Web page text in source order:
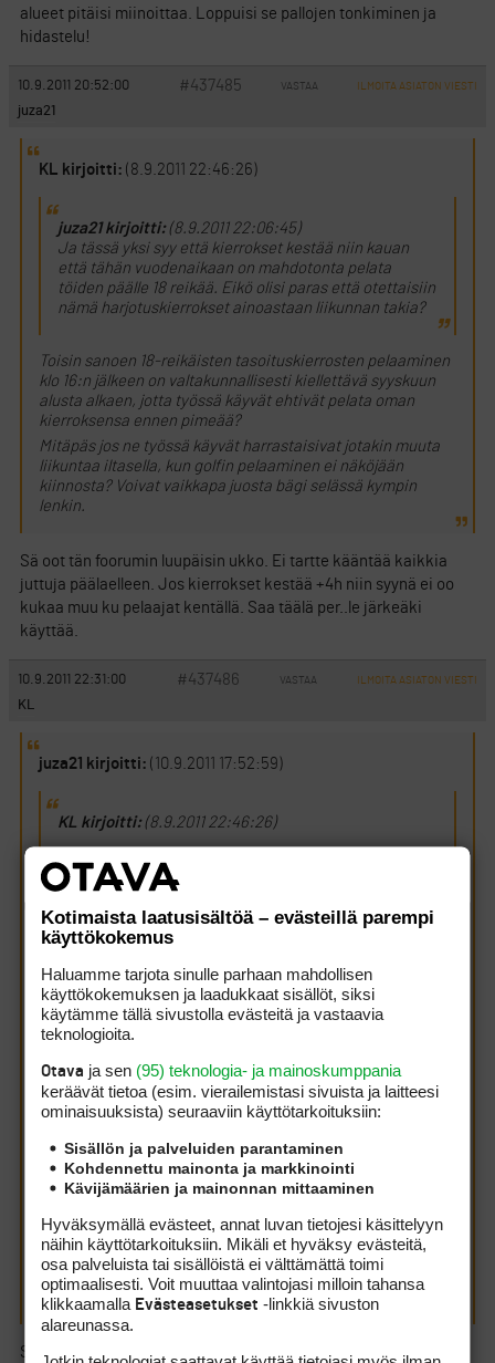
alueet pitäisi miinoittaa. Loppuisi se pallojen tonkiminen ja
hidastelu!
10.9.2011 20:52:00 #437485 VASTAA ILMOITA ASIATON VIESTI
juza21
KL kirjoitti: (8.9.2011 22:46:26)
juza21 kirjoitti:(8.9.2011 22:06:45)
Ja tässä yksi syy että kierrokset kestää niin kauan
että tähän vuodenaikaan on mahdotonta pelata
töiden päälle 18 reikää. Eikö olisi paras että otettaisiin
nämä harjotuskierrokset ainoastaan liikunnan takia?
Toisin sanoen 18-reikäisten tasoituskierrosten pelaaminen
klo 16:n jälkeen on valtakunnallisesti kiellettävä syyskuun
alusta alkaen, jotta työssä käyvät ehtivät pelata oman
kierroksensa ennen pimeää?
Mitäpäs jos ne työssä käyvät harrastaisivat jotakin muuta
liikuntaa iltasella, kun golfin pelaaminen ei näköjään
kiinnosta? Voivat vaikkapa juosta bägi selässä kympin
lenkin.
Sä oot tän foorumin luupäisin ukko. Ei tartte kääntää kaikkia
juttuja päälaelleen. Jos kierrokset kestää +4h niin syynä ei oo
kukaa muu ku pelaajat kentällä. Saa täälä per..le järkeäki
käyttää.
10.9.2011 22:31:00 #437486 VASTAA ILMOITA ASIATON VIESTI
KL
juza21 kirjoitti: (10.9.2011 17:52:59)
KL kirjoitti:(8.9.2011 22:46:26)
juza21 kirjoitti:
kauan että tähän vuodenaikaan on mahdotonta
pelata töiden päälle 18 reikää. Eikö olisi paras
ainoastaan liikunnan takia?
Toisin sanoen 18-reikäisten tasoituskierrosten
kiellettävä syyskuun alusta alkaen, jotta työssä käyvät
ehtivät pelata oman kierroksensa ennen pimeää?
Mitäpäs jos ne työssä käyvät harrastaisivat jotakin
muuta liikuntaa iltasella, kun golfin pelaaminen ei
näköjään kiinnosta? Voivat vaikkapa juosta bägi
selässä kympin lenkin.
Sä oot tän foorumin luupäisin ukko. Ei tartte kääntää
kaikkia juttuja päälaelleen. Jos kierrokset kestää +4h niin
syynä ei oo kukaa muu ku pelaajat kentällä. Saa täälä per..le
järkeäki käyttää.
Sinä itse kirjoitit, ettei iltaisin pidä pelata tasoituskierroksia,
Kotimaista laatusisältöä – evästeillä parempi
käyttökokemus
Haluamme tarjota sinulle parhaan mahdollisen
käyttökokemuksen ja laadukkaat sisällöt, siksi
käytämme tällä sivustolla evästeitä ja vastaavia
teknologioita.
Otava ja sen (95) teknologia- ja mainoskumppania
keräävät tietoa (esim. vierailemis­tasi sivuista ja laitteesi
ominaisuuk­sista) seuraaviin käyttötarkoituksiin:
Sisällön ja palveluiden parantaminen
Kohdennettu mainonta ja markkinointi
Kävijämäärien ja mainonnan mittaaminen
Hyväksymällä evästeet, annat luvan tietojesi käsittelyyn
näihin käyttötarkoituksiin. Mikäli et hyväksy evästeitä,
osa palveluista tai sisällöistä ei välttämättä toimi
optimaalisesti. Voit muuttaa valintojasi milloin tahansa
klikkaamalla Evästeasetukset -linkkiä sivuston
alareunassa.